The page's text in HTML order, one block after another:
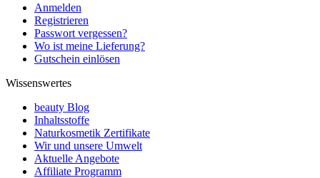
Anmelden
Registrieren
Passwort vergessen?
Wo ist meine Lieferung?
Gutschein einlösen
Wissenswertes
beauty Blog
Inhaltsstoffe
Naturkosmetik Zertifikate
Wir und unsere Umwelt
Aktuelle Angebote
Affiliate Programm